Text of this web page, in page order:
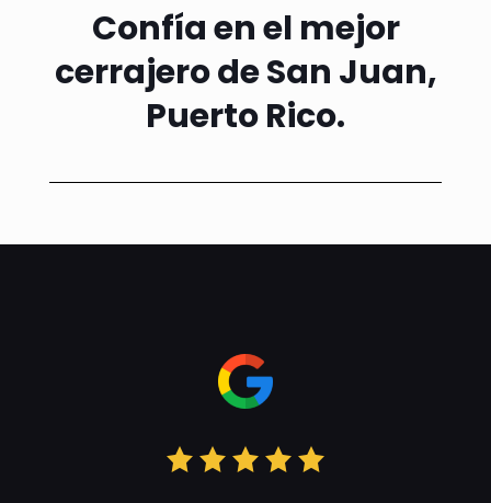
Confía en el mejor
cerrajero de San Juan,
Puerto Rico.